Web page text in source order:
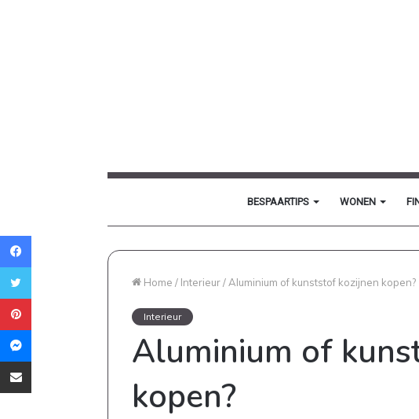
BESPAARTIPS WONEN
Home / Interieur/ Aluminium of kunststof kozijnen kopen?
Interieur
Aluminium of
kopen?
Facebook
Twitter
Pinterest
Messenger
Deel via Email